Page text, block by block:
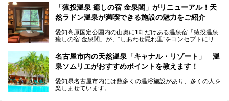
お好みの温泉施設を見つけて楽しんでくださいね。
「名古屋駅周辺ってサウナが少ないよね」という声をよく耳
にするだけあり、アクセスの良さにも胸が高鳴ります。
今回は普段は男性専用となっているパブリックサウナが、女
さっそく取材してきました！
「猿投温泉 癒しの宿 金泉閣」がリニューアル！天
然ラドン温泉が満喫できる施設の魅力をご紹介
愛知高原国定公園内の山奥に1軒だけある温泉宿「猿投温泉
癒しの宿 金泉閣」が、“しあわせ隠れ里”をコンセプトにリニ
天然ラドン温泉が堪能できるお風呂や、新設・改装された客
室、地元の食材と温泉水で作られたお料理……。
ご紹介します。
名古屋市内の天然温泉「キャナル・リゾート」 温
泉ソムリエがおすすめポイントを教えます！
愛知県名古屋市内には数多くの温浴施設があり、多くの人を
楽しませています。